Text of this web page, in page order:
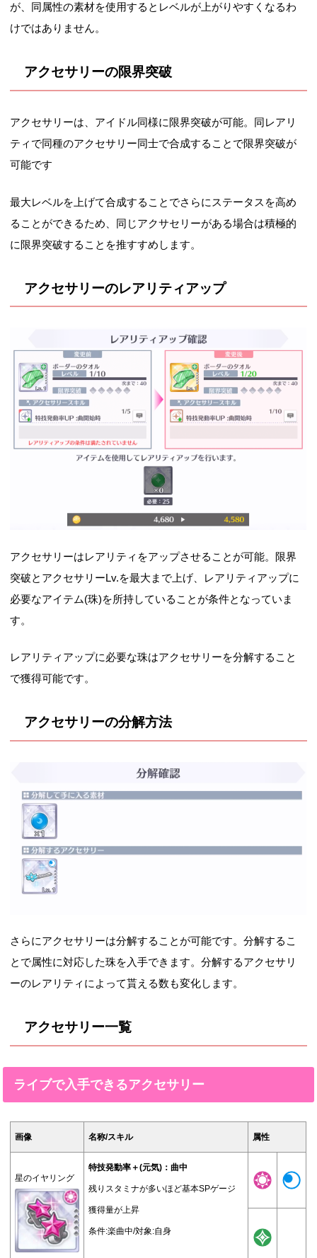
が、同属性の素材を使用するとレベルが上がりやすくなるわ
けではありません。
アクセサリーの限界突破
アクセサリーは、アイドル同様に限界突破が可能。同レアリ
ティで同種のアクセサリー同士で合成することで限界突破が
可能です
最大レベルを上げて合成することでさらにステータスを高め
ることができるため、同じアクサセリーがある場合は積極的
に限界突破することを推すすめします。
アクセサリーのレアリティアップ
アクセサリーはレアリティをアップさせることが可能。限界
突破とアクセサリーLv.を最大まで上げ、レアリティアップに
必要なアイテム(珠)を所持していることが条件となっていま
す。
レアリティアップに必要な珠はアクセサリーを分解すること
で獲得可能です。
アクセサリーの分解方法
さらにアクセサリーは分解することが可能です。分解するこ
とで属性に対応した珠を入手できます。分解するアクセサリ
ーのレアリティによって貰える数も変化します。
アクセサリー一覧
ライブで入手できるアクセサリー
画像 名称/スキル 属性
星のイヤリング
特技発動率＋(元気)：曲中
残りスタミナが多いほど基本SPゲージ
獲得量が上昇
条件:楽曲中/対象:自身